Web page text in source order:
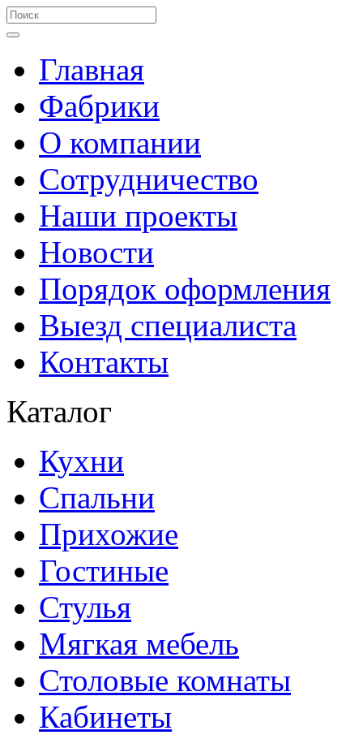
Главная
Фабрики
О компании
Сотрудничество
Наши проекты
Новости
Порядок оформления
Выезд специалиста
Контакты
Каталог
Кухни
Спальни
Прихожие
Гостиные
Стулья
Мягкая мебель
Столовые комнаты
Кабинеты